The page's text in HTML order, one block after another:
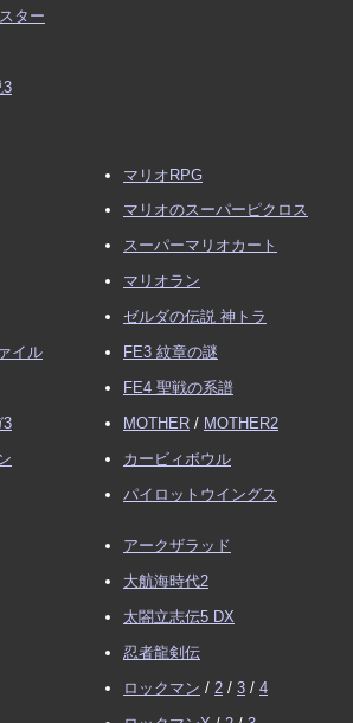
ター
3
イル
3
マリオRPG
マリオのスーパーピクロス
スーパーマリオカート
マリオラン
ゼルダの伝説 神トラ
FE3 紋章の謎
FE4 聖戦の系譜
MOTHER / MOTHER2
カービィボウル
パイロットウイングス
アークザラッド
大航海時代2
太閤立志伝5 DX
忍者龍剣伝
ロックマン / 2 / 3 / 4